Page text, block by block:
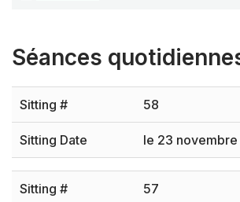
Séances
58
le 23 novembre
57